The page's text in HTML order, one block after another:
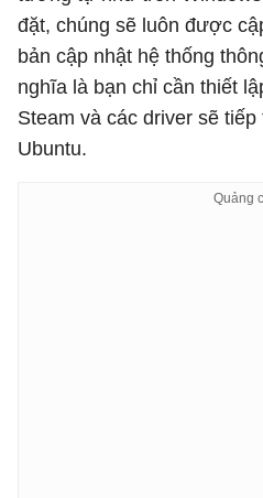
đặt, chúng sẽ luôn được
bản cập nhật hệ thống
nghĩa là bạn chỉ cần thiết
Steam và các driver sẽ
Ubuntu.